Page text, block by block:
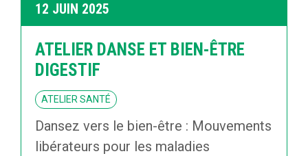
12 JUIN 2025
ATELIER DANSE ET BIEN-ÊTRE
DIGESTIF
ATELIER SANTÉ
Dansez vers le bien-être : Mouvements
libérateurs pour les maladies